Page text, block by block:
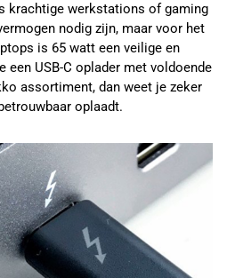
krachtige werkstations of gaming
nodig zijn, maar voor het
is 65 watt een veilige en
een USB-C oplader met voldoende
assortiment, dan weet je zeker
oplaadt.